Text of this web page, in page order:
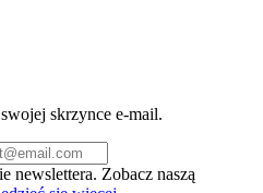
skrzynce e-mail.
newslettera. Zobacz naszą